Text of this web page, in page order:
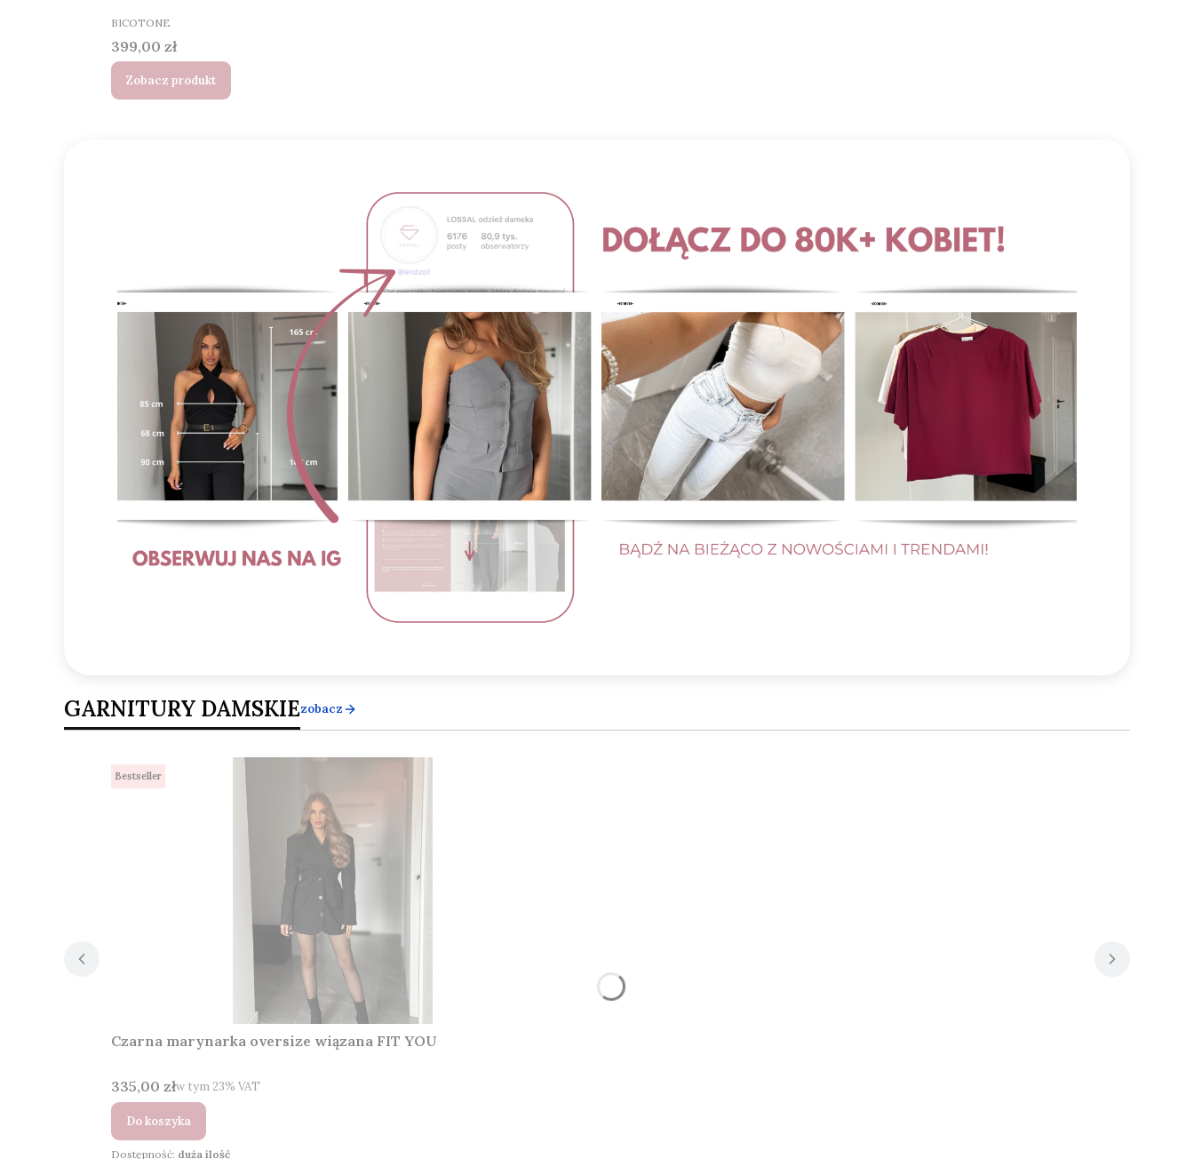
PRODUCENT
BICOTONE
Cena
399,00 zł
Zobacz produkt
GARNITURY DAMSKIEzobacz
Bestseller
Czarna marynarka oversize wiązana FIT YOU
Cena brutto
335,00 złw tym %s VAT
w tym 23% VAT
Do koszyka
Dostępność: duża ilość